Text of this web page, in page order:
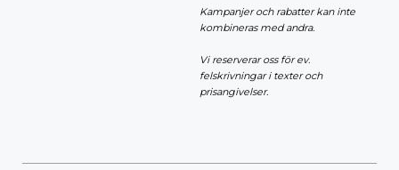
Kampanjer och rabatter kan inte
kombineras med andra.
Vi reserverar oss för ev.
felskrivningar i texter och
prisangivelser.